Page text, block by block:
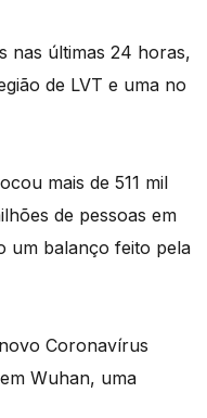
nas últimas 24 horas,
de LVT e uma no
mais de 511 mil
de pessoas em
um balanço feito pela
Coronavírus
Wuhan, uma